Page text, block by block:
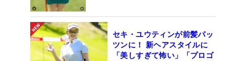
セキ・ユウティンが前髪パッ
ツンに！ 新ヘアスタイルに
「美しすぎて怖い」「プロゴ